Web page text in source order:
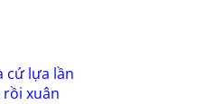
cứ lựa lần
xuân